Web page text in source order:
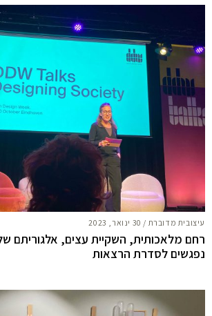
עיצובית מדוברת / 30 ינואר, 2023
רחם מלאכותית, השקיית עצים, אלגוריתם
נפגשים לסדרת הרצאות